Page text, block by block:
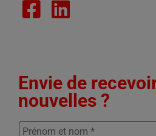
Envie de
nouvelles ?